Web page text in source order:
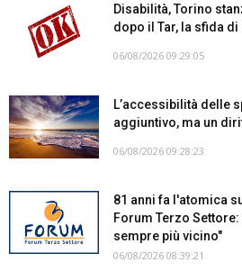
Disabilità, Torino
dopo il Tar, la sfida
06/08/2026 09:29:05
L’accessibilità delle
aggiuntivo, ma un
06/08/2026 09:28:23
81 anni fa l'atomica
Forum Terzo
sempre più vicino"
06/08/2026 08:39:21